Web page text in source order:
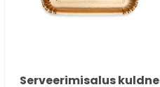
Serveerimisalus kuldne